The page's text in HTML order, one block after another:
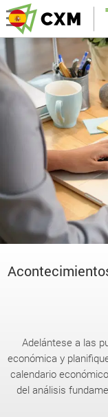
Adelántese a las
económica y
calendario
del análisis